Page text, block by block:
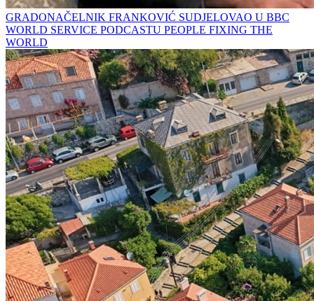
GRADONAČELNIK FRANKOVIĆ SUDJELOVAO U BBC
WORLD SERVICE PODCASTU PEOPLE FIXING THE
WORLD